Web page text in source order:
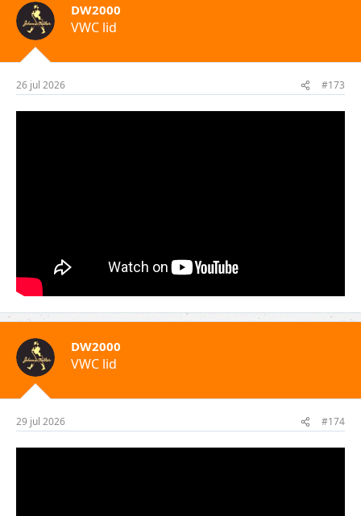
DW2000
VWC lid
26 jul 2026 #173
DW2000
VWC lid
29 jul 2026 #174